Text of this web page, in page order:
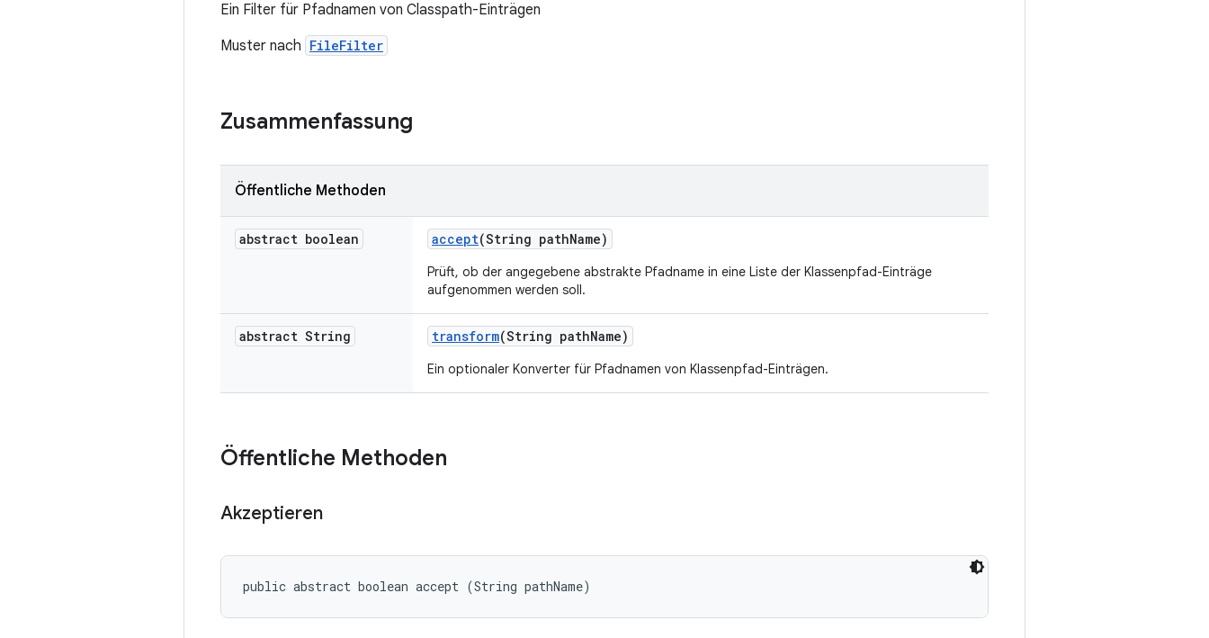
Ein Filter für Pfadnamen von Classpath-Einträgen
Muster nach FileFilter
Zusammenfassung
Öffentliche Methoden
abstract boolean accept(String pathName)
Prüft, ob der angegebene abstrakte Pfadname in eine Liste der Klassenpfad-Einträge
aufgenommen werden soll.
abstract String transform(String pathName)
Ein optionaler Konverter für Pfadnamen von Klassenpfad-Einträgen.
Öffentliche Methoden
Akzeptieren
public abstract boolean accept (String pathName)